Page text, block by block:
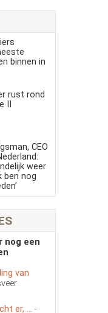
binnen in
rust rond
II
CEO
weer
ben nog
nog een
van
er, ... -